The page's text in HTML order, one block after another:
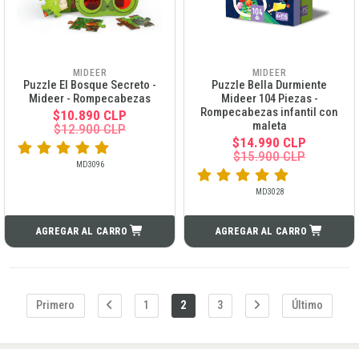
MIDEER
Puzzle El Bosque Secreto -
Mideer - Rompecabezas
$10.890 CLP
$12.900 CLP
MD3096
AGREGAR AL CARRO
MIDEER
Puzzle Bella Durmiente
Mideer 104 Piezas -
Rompecabezas infantil con
maleta
$14.990 CLP
$15.900 CLP
MD3028
AGREGAR AL CARRO
Primero 1 2 3 Último